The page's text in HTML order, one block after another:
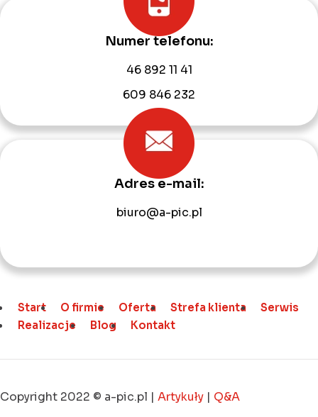
Numer telefonu:
46 892 11 41
609 846 232
Adres e-mail:
biuro@a-pic.pl
Start O firmie Oferta Strefa klienta
Serwis
Realizacje
Blog Kontakt
Copyright 2022 © a-pic.pl | Artykuły | Q&A